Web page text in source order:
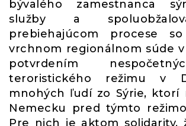
bývalého zamestnanca
služby a
prebiehajúcom procese
vrchnom regionálnom súde v
potvrdením
teroristického režimu v
mnohých ľudí zo Sýrie, ktorí
Nemecku pred týmto
Pre nich je aktom solidarity,